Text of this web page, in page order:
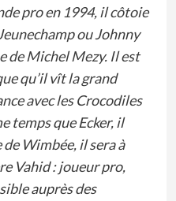
pro en 1994, il côtoie
ou Johnny
de Michel Mezy. Il est
qu’il vît la grand
avec les Crocodiles
temps que Ecker, il
Wimbée, il sera à
Vahid : joueur pro,
auprès des